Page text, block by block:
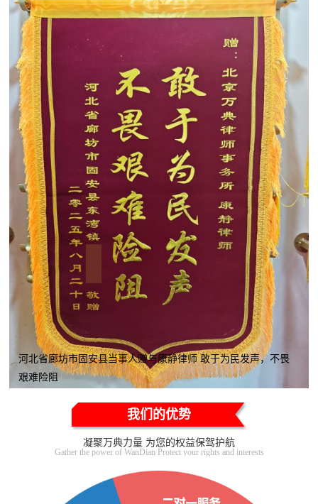
河北省廊坊市固安县当事人赠与康静律师 敢于为民发声，不畏
艰难险阻
我们的优势
凝聚万典力量 为您的权益保驾护航
Gather the power of WanDian Protect your rights and interests